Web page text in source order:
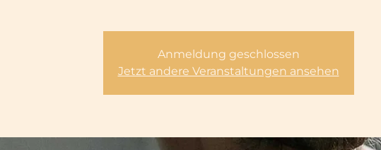
Anmeldung geschlossen
Jetzt andere Veranstaltungen ansehen